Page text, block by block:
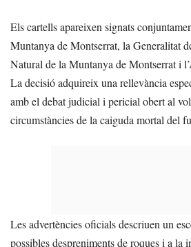
Els cartells apareixen signats
Muntanya de Montserrat, la Generalitat
Natural de la Muntanya de Montserrat i
La decisió adquireix una rellevància
amb el debat judicial i pericial obert al
circumstàncies de la caiguda mortal del
Les advertències oficials descriuen un
possibles despreniments de roques i a la